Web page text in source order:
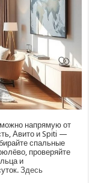
можно напрямую от
Авито и Spiti —
спальные
проверяйте
и
Здесь